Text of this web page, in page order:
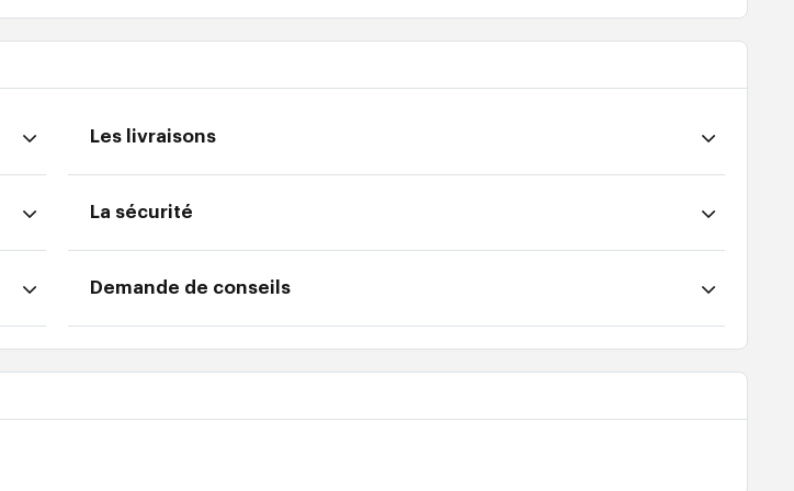
Les livraisons
La sécurité
Demande de conseils